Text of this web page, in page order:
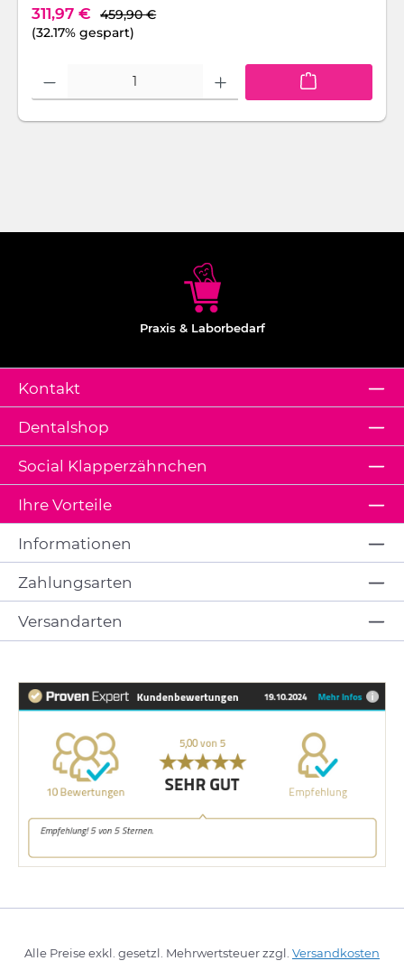
Verkaufspreis:
311,97 € Regulärer Preis:
459,90 €
(32.17% gespart)
Produkt Anzahl: Gib den gewünschten Wert ein oder benutze die
Praxis & Laborbedarf
Kontakt
Dentalshop
Ihre Vorteile
Social Klapperzähnchen
Informationen
Zahlungsarten
Versandarten
Alle Preise exkl. gesetzl. Mehrwertsteuer zzgl. Versandkosten